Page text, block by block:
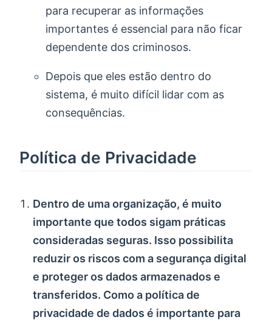
para recuperar as informações
importantes é essencial para não ficar
dependente dos criminosos.
Depois que eles estão dentro do
sistema, é muito difícil lidar com as
consequências.
Política de Privacidade
Dentro de uma organização, é muito
importante que todos sigam práticas
consideradas seguras. Isso possibilita
reduzir os riscos com a segurança digital
e proteger os dados armazenados e
transferidos. Como a política de
privacidade de dados é importante para